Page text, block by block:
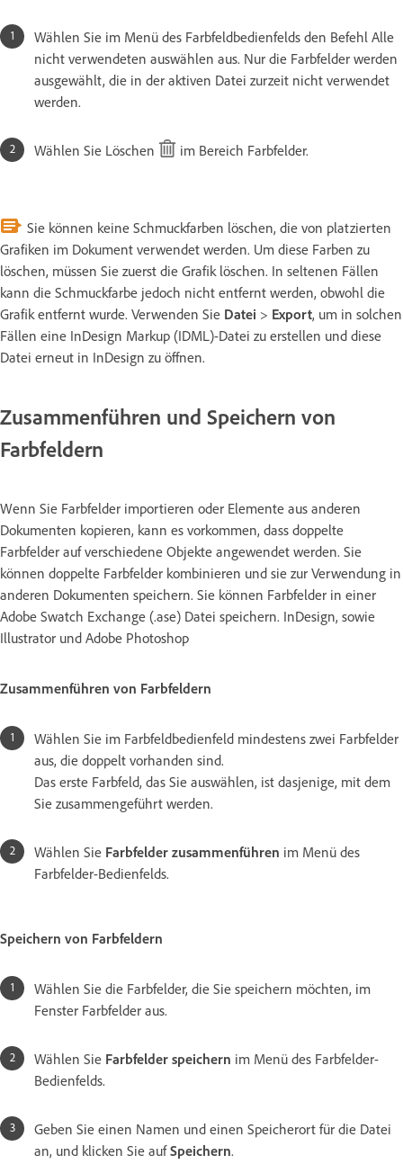
Wählen Sie im Menü des Farbfeldbedienfelds den Befehl Alle
nicht verwendeten auswählen aus. Nur die Farbfelder werden
ausgewählt, die in der aktiven Datei zurzeit nicht verwendet
werden.
Wählen Sie Löschen im Bereich Farbfelder.
Sie können keine Schmuckfarben löschen, die von platzierten
Grafiken im Dokument verwendet werden. Um diese Farben zu
löschen, müssen Sie zuerst die Grafik löschen. In seltenen Fällen
kann die Schmuckfarbe jedoch nicht entfernt werden, obwohl die
Grafik entfernt wurde. Verwenden Sie Datei > Export, um in solchen
Fällen eine InDesign Markup (IDML)-Datei zu erstellen und diese
Datei erneut in InDesign zu öffnen.
Zusammenführen und Speichern von
Farbfeldern
Wenn Sie Farbfelder importieren oder Elemente aus anderen
Dokumenten kopieren, kann es vorkommen, dass doppelte
Farbfelder auf verschiedene Objekte angewendet werden. Sie
können doppelte Farbfelder kombinieren und sie zur Verwendung in
anderen Dokumenten speichern. Sie können Farbfelder in einer
Adobe Swatch Exchange (.ase) Datei speichern. InDesign, sowie
Illustrator und Adobe Photoshop
Zusammenführen von Farbfeldern
Wählen Sie im Farbfeldbedienfeld mindestens zwei Farbfelder
aus, die doppelt vorhanden sind.
Das erste Farbfeld, das Sie auswählen, ist dasjenige, mit dem
Sie zusammengeführt werden.
Wählen Sie Farbfelder zusammenführen im Menü des
Farbfelder-Bedienfelds.
Speichern von Farbfeldern
Wählen Sie die Farbfelder, die Sie speichern möchten, im
Fenster Farbfelder aus.
Wählen Sie Farbfelder speichern im Menü des Farbfelder-
Bedienfelds.
Geben Sie einen Namen und einen Speicherort für die Datei
an, und klicken Sie aufSpeichern.